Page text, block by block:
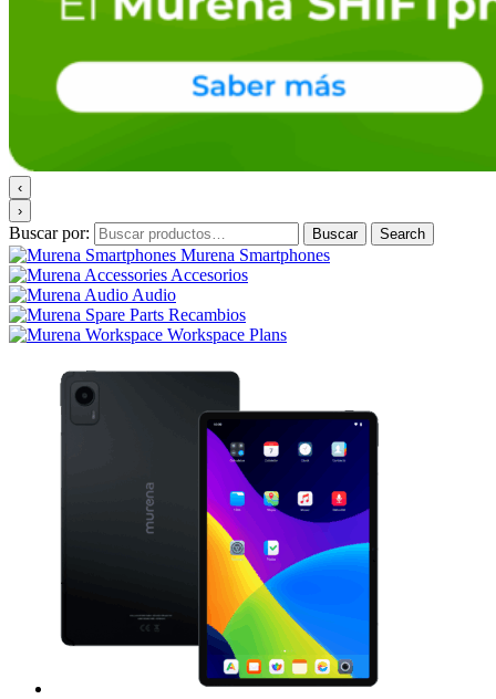
‹
›
Buscar por: Buscar Search
Murena Smartphones
Accesorios
Audio
Recambios
Workspace Plans